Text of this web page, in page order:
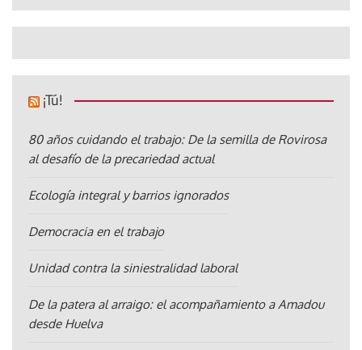
¡Tú!
80 años cuidando el trabajo: De la semilla de Rovirosa
al desafío de la precariedad actual
Ecología integral y barrios ignorados
Democracia en el trabajo
Unidad contra la siniestralidad laboral
De la patera al arraigo: el acompañamiento a Amadou
desde Huelva